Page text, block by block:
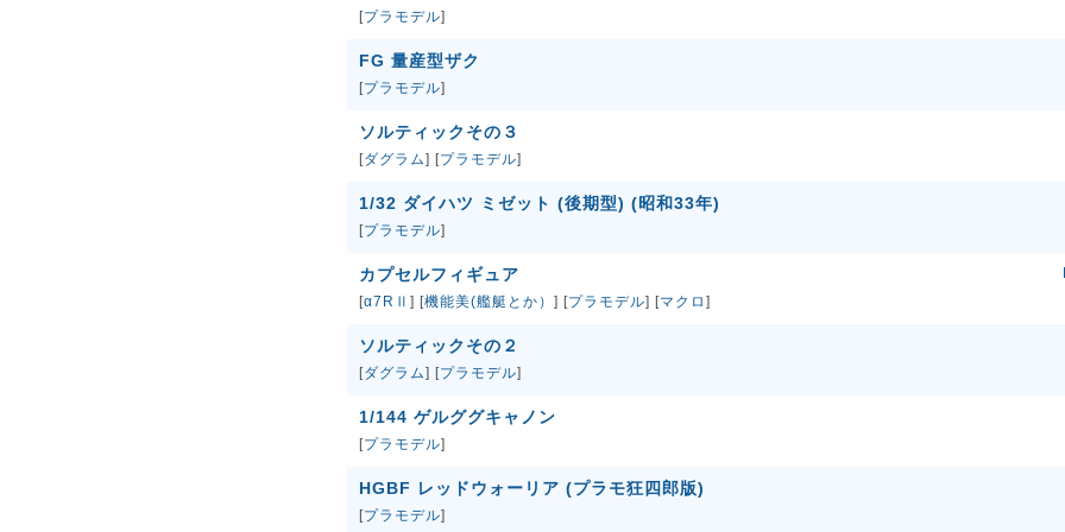
[プラモデル]
FG 量産型ザク
[プラモデル]
ソルティックその３
[ダグラム] [プラモデル]
1/32 ダイハツ ミゼット (後期型) (昭和33年)
[プラモデル]
カプセルフィギュア
[α7RⅡ ] [機能美(艦艇とか） ] [プラモデル] [マクロ ]
ソルティックその２
[ダグラム] [プラモデル]
1/144 ゲルググキャノン
[プラモデル]
HGBF レッドウォーリア (プラモ狂四郎版)
[プラモデル]